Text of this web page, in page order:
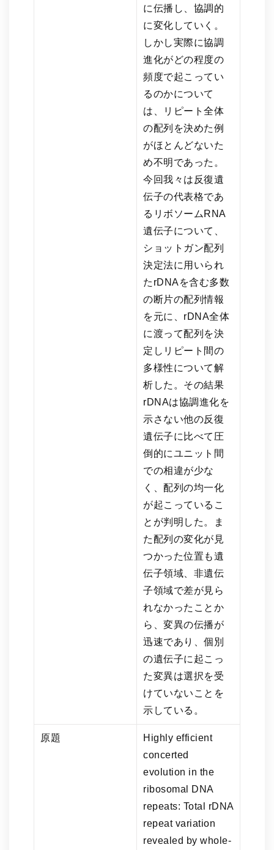
に伝播し、協調的
に変化していく。
しかし実際に協調
進化がどの程度の
頻度で起こってい
るのかについて
は、リピート全体
の配列を決めた例
がほとんどないた
め不明であった。
今回我々は反復遺
伝子の代表格であ
るリボソームRNA
遺伝子について、
ショットガン配列
決定法に用いられ
たrDNAを含む多数
の断片の配列情報
を元に、rDNA全体
に渡って配列を決
定しリピート間の
多様性について解
析した。その結果
rDNAは協調進化を
示さない他の反復
遺伝子に比べて圧
倒的にユニット間
での相違が少な
く、配列の均一化
が起こっているこ
とが判明した。ま
た配列の変化が見
つかった位置も遺
伝子領域、非遺伝
子領域で差が見ら
れなかったことか
ら、変異の伝播が
迅速であり、個別
の遺伝子に起こっ
た変異は選択を受
けていないことを
示している。
原題
Highly efficient
concerted
evolution in the
ribosomal DNA
repeats: Total rDNA
repeat variation
revealed by whole-